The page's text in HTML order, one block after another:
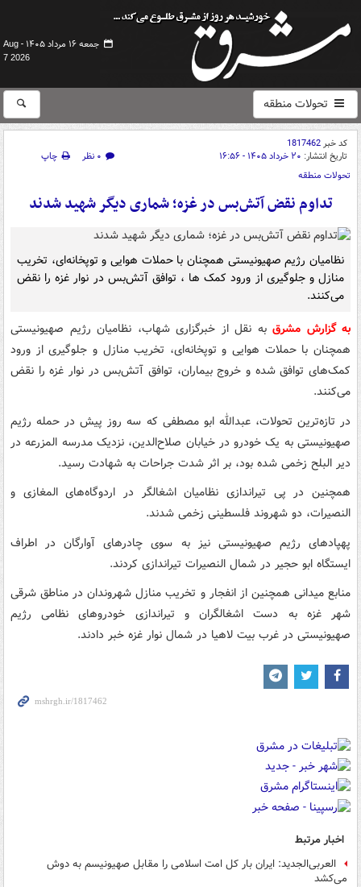
جمعه ۱۶ مرداد ۱۴۰۵ -
Aug
7 2026
تحولات منطقه
کد خبر1817462
تاریخ انتشار: ۲۰ خرداد ۱۴۰۵ - ۱۶:۵۶ ۰ نظر
چاپ
تحولات منطقه
تداوم نقض آتش‌بس در غزه؛ شماری دیگر شهید شدند
نظامیان رژیم صهیونیستی همچنان با حملات هوایی و توپخانه‌ای، تخریب
منازل و جلوگیری از ورود کمک‌ ها ، توافق آتش‌بس در نوار غزه را نقض
می‌کنند.
به گزارش مشرق به نقل از خبرگزاری شهاب، نظامیان رژیم صهیونیستی
همچنان با حملات هوایی و توپخانه‌ای، تخریب منازل و جلوگیری از ورود
کمک‌های توافق‌ شده و خروج بیماران، توافق آتش‌بس در نوار غزه را نقض
می‌کنند.
در تازه‌ترین تحولات، عبدالله ابو مصطفی که سه روز پیش در حمله رژیم
صهیونیستی به یک خودرو در خیابان صلاح‌الدین، نزدیک مدرسه المزرعه در
دیر البلح زخمی شده بود، بر اثر شدت جراحات به شهادت رسید.
همچنین در پی تیراندازی نظامیان اشغالگر در اردوگاه‌های المغازی و
النصیرات، دو شهروند فلسطینی زخمی شدند.
پهپادهای رژیم صهیونیستی نیز به سوی چادرهای آوارگان در اطراف
ایستگاه ابو حجیر در شمال النصیرات تیراندازی کردند.
منابع میدانی همچنین از انفجار و تخریب منازل شهروندان در مناطق شرقی
شهر غزه به دست اشغالگران و تیراندازی خودروهای نظامی رژیم
صهیونیستی در غرب بیت‌ لاهیا در شمال نوار غزه خبر دادند.
اخبار مرتبط
العربی‌الجدید: ایران بار کل امت اسلامی را مقابل صهیونیسم به دوش
می‌کشد